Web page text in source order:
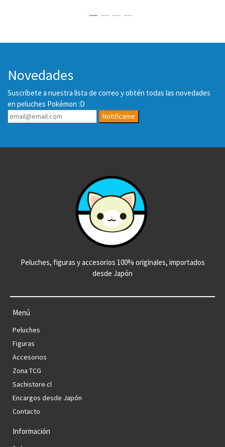
Novedades
Suscríbete a nuestra lista de correo y obtén todas las novedades
en peluches Pokémon :D
Notifícame
Peluches, figuras y accesorios 100% originales, importados
desde Japón
Menú
Peluches
Figuras
Accesorios
Zona TCG
Sachistore.cl
Encargos desde Japón
Contacto
Información